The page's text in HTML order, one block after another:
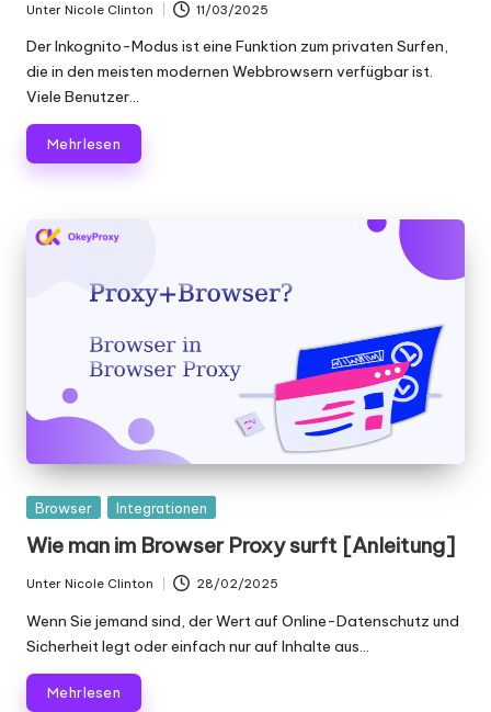
Geschrieben
von
Unter Nicole Clinton 11/03/2025
Der Inkognito-Modus ist eine Funktion zum privaten Surfen,
die in den meisten modernen Webbrowsern verfügbar ist.
Viele Benutzer...
Mehr lesen
Gepostet
Browser Integrationen
Wie man im Browser Proxy surft [Anleitung]
Geschrieben
von
Unter Nicole Clinton 28/02/2025
Wenn Sie jemand sind, der Wert auf Online-Datenschutz und
Sicherheit legt oder einfach nur auf Inhalte aus...
Mehr lesen